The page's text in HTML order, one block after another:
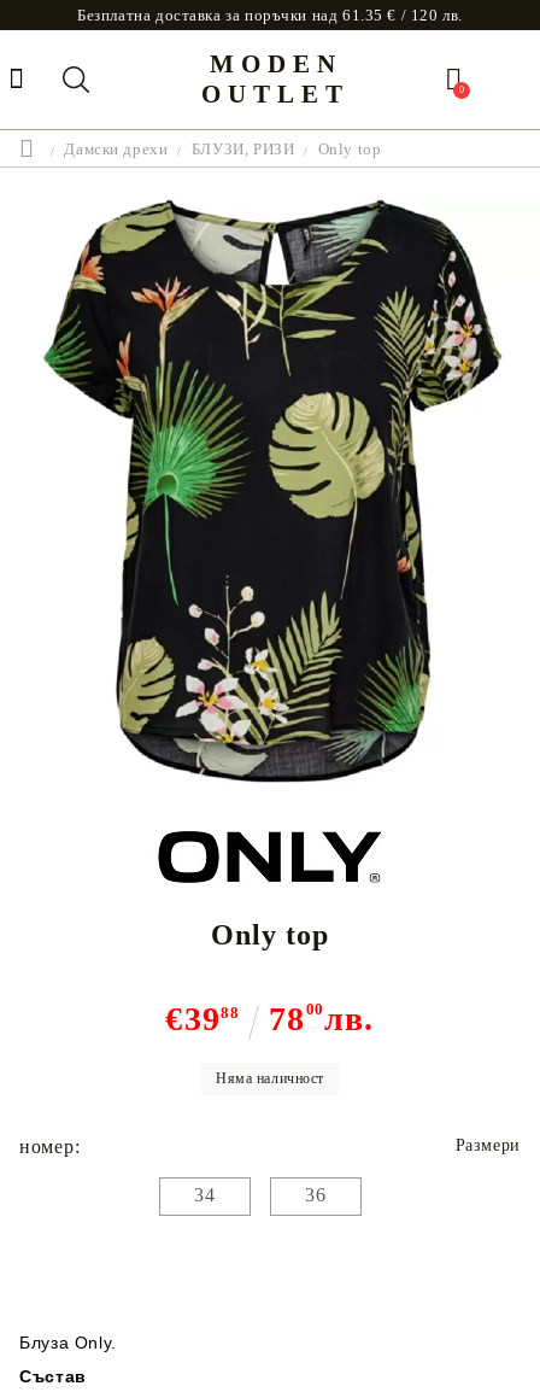
Безплатна доставка за поръчки над 61.35 € / 120 лв.
MODEN
OUTLET
0
Дамски дрехи БЛУЗИ, РИЗИ Only top
Only top
€3988 78 00лв.
Няма наличност
Блуза Only.
Състав
номер: Размери
34 36